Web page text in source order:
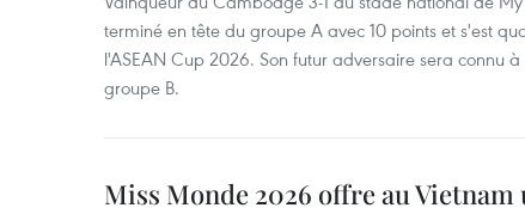
terminé en tête du groupe A avec 10 points et s'est
l'ASEAN Cup 2026. Son futur adversaire sera connu
groupe B.
Miss Monde 2026 offre au